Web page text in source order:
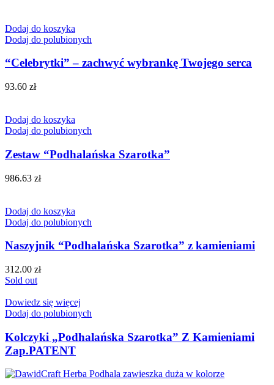
Dodaj do koszyka
Dodaj do polubionych
“Celebrytki” – zachwyć wybrankę Twojego serca
93.60 zł
Dodaj do koszyka
Dodaj do polubionych
Zestaw “Podhalańska Szarotka”
986.63 zł
Dodaj do koszyka
Dodaj do polubionych
Naszyjnik “Podhalańska Szarotka” z kamieniami
312.00 zł
Sold out
Dowiedz się więcej
Dodaj do polubionych
Kolczyki „Podhalańska Szarotka” Z Kamieniami
Zap.PATENT